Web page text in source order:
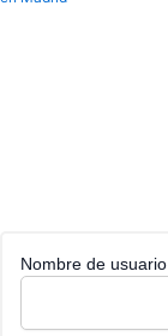
Nombre de usuario